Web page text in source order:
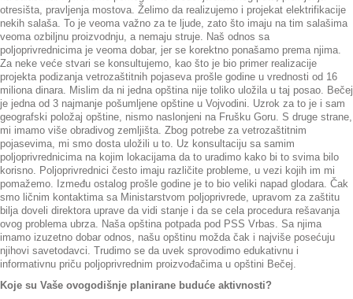
otresišta, pravljenja mostova. Želimo da realizujemo i projekat elektrifikacije
nekih salaša. To je veoma važno za te ljude, zato što imaju na tim salašima
veoma ozbiljnu proizvodnju, a nemaju struje. Naš odnos sa
poljoprivrednicima je veoma dobar, jer se korektno ponašamo prema njima.
Za neke veće stvari se konsultujemo, kao što je bio primer realizacije
projekta podizanja vetrozaštitnih pojaseva prošle godine u vrednosti od 16
miliona dinara. Mislim da ni jedna opština nije toliko uložila u taj posao. Bečej
je jedna od 3 najmanje pošumljene opštine u Vojvodini. Uzrok za to je i sam
geografski položaj opštine, nismo naslonjeni na Frušku Goru. S druge strane,
mi imamo više obradivog zemljišta. Zbog potrebe za vetrozaštitnim
pojasevima, mi smo dosta uložili u to. Uz konsultaciju sa samim
poljoprivrednicima na kojim lokacijama da to uradimo kako bi to svima bilo
korisno. Poljoprivrednici često imaju različite probleme, u vezi kojih im mi
pomažemo. Između ostalog prošle godine je to bio veliki napad glodara. Čak
smo ličnim kontaktima sa Ministarstvom poljoprivrede, upravom za zaštitu
bilja doveli direktora uprave da vidi stanje i da se cela procedura rešavanja
ovog problema ubrza. Naša opština potpada pod PSS Vrbas. Sa njima
imamo izuzetno dobar odnos, našu opštinu možda čak i najviše posećuju
njihovi savetodavci. Trudimo se da uvek sprovodimo edukativnu i
informativnu priču poljoprivrednim proizvođačima u opštini Bečej.
Koje su Vaše ovogodišnje planirane buduće aktivnosti?